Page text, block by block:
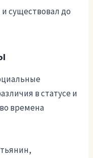
существовал до
в статусе и
времена